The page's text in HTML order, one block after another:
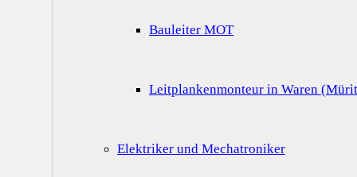
Bauleiter MOT
Leitplankenmonteur in Waren
Elektriker und Mechatroniker